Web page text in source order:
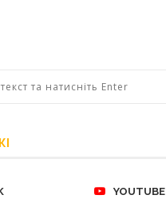
YOUTUBE